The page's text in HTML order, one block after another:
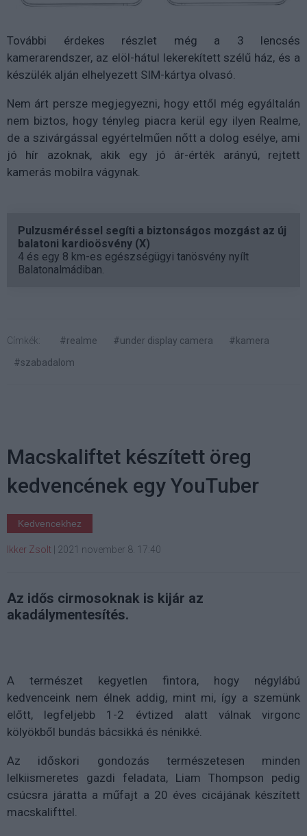
További érdekes részlet még a 3 lencsés
kamerarendszer, az elöl-hátul lekerekített szélű ház, és a
készülék alján elhelyezett SIM-kártya olvasó.
Nem árt persze megjegyezni, hogy ettől még egyáltalán
nem biztos, hogy tényleg piacra kerül egy ilyen Realme,
de a szivárgással egyértelműen nőtt a dolog esélye, ami
jó hír azoknak, akik egy jó ár-érték arányú, rejtett
kamerás mobilra vágynak.
Pulzusméréssel segíti a biztonságos mozgást az új
balatoni kardioösvény (X)
4 és egy 8 km-es egészségügyi tanösvény nyílt
Balatonalmádiban.
Címkék: #realme #under display camera
#kamera
#szabadalom
Macskaliftet készített öreg
kedvencének egy YouTuber
Kedvencekhez
Ikker Zsolt 2021 november 8. 17:40
Az idős cirmosoknak is kijár az
akadálymentesítés.
A természet kegyetlen fintora, hogy négylábú
kedvenceink nem élnek addig, mint mi, így a szemünk
előtt, legfeljebb 1-2 évtized alatt válnak virgonc
kölyökből bundás bácsikká és nénikké.
Az időskori gondozás természetesen minden
lelkiismeretes gazdi feladata, Liam Thompson pedig
csúcsra járatta a műfajt a 20 éves cicájának készített
macskalifttel.